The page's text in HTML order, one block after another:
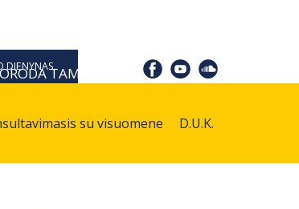
DIENYNAS
su visuomene D.U.K.